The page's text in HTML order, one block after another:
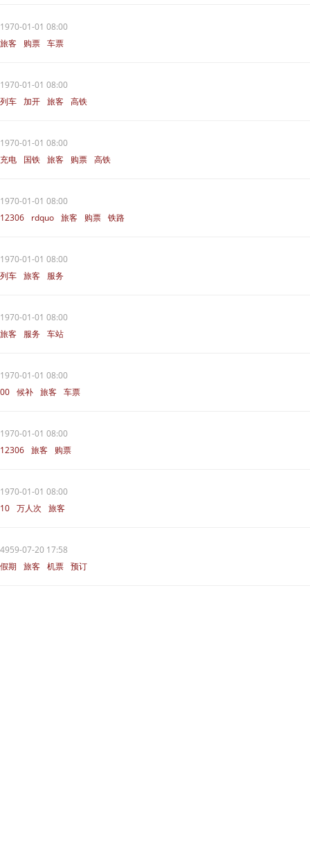
1970-01-01 08:00
旅客
购票 车票
1970-01-01 08:00
列车 加开 旅客 高铁
1970-01-01 08:00
充电
国铁 旅客 购票 高铁
1970-01-01 08:00
12306
rdquo 旅客 购票 铁路
1970-01-01 08:00
列车 旅客 服务
1970-01-01 08:00
旅客
服务 车站
1970-01-01 08:00
00 候补 旅客 车票
1970-01-01 08:00
12306 旅客 购票
1970-01-01 08:00
10 万人次 旅客
4959-07-20 17:58
假期
旅客 机票 预订